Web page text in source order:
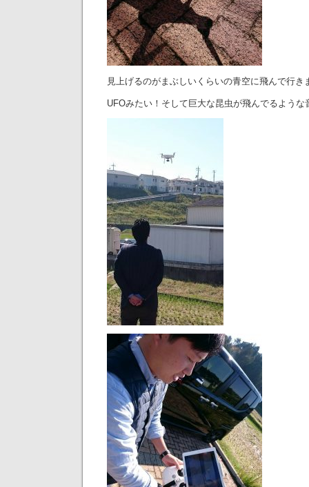
見上げるのがまぶしいくらいの青空に飛んで行き
UFOみたい！そして巨大な昆虫が飛んでるような